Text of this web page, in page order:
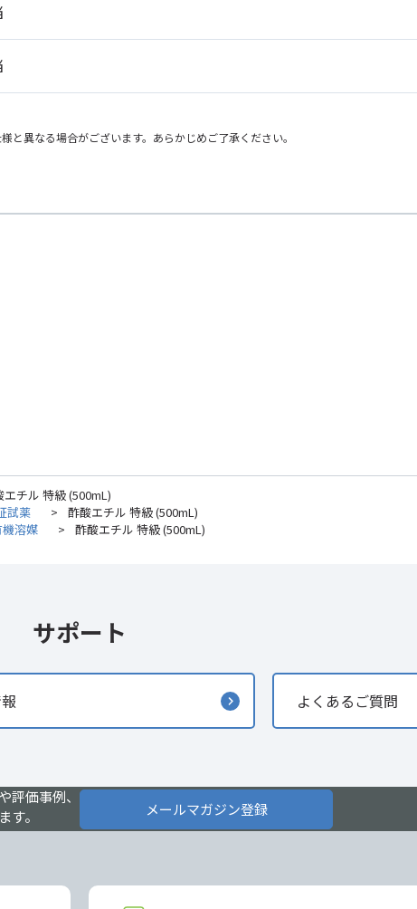
異なる場合がございます。あらかじめご了承ください。
エチル 特級 (500mL)
試薬 >
酢酸エチル 特級 (500mL)
溶媒 >
酢酸エチル 特級 (500mL)
サポート
よくあるご質問
評価事例、
す。
メールマガジン登録